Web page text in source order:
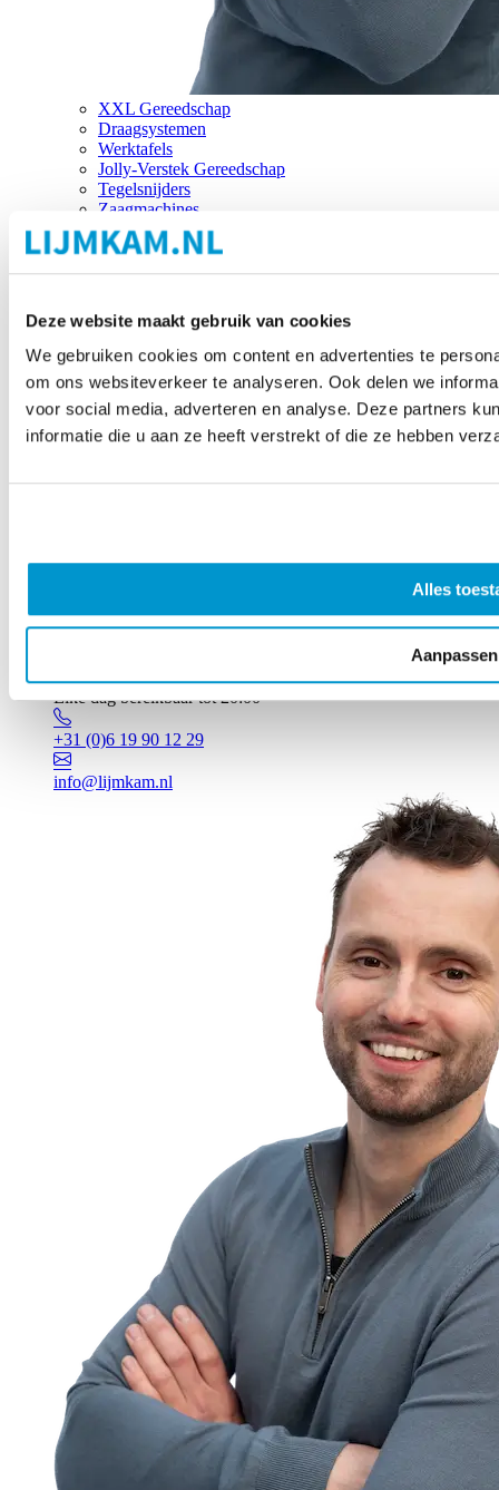
Deze website maakt gebruik van cookies
We gebruiken cookies om content en advertenties te
om ons websiteverkeer te analyseren. Ook delen we
voor social media, adverteren en analyse. Deze partners
informatie die u aan ze heeft verstrekt of die ze hebben
Alles
Aanpassen
XXL Gereedschap
Draagsystemen
Werktafels
Jolly-Verstek Gereedschap
Tegelsnijders
Zaagmachines
Merken
Elke dag bereikbaar tot 20:00
+31 (0)6 19 90 12 29
info@lijmkam.nl